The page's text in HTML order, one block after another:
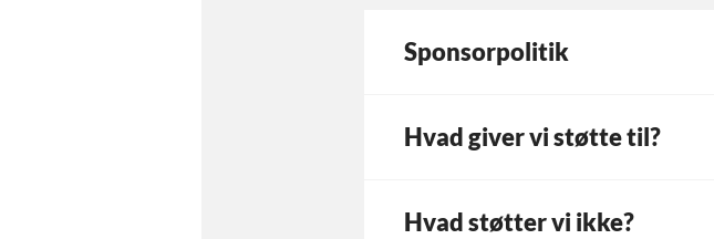
Sponsorpolitik
Hvad giver vi støtte til?
Hvad støtter vi ikke?